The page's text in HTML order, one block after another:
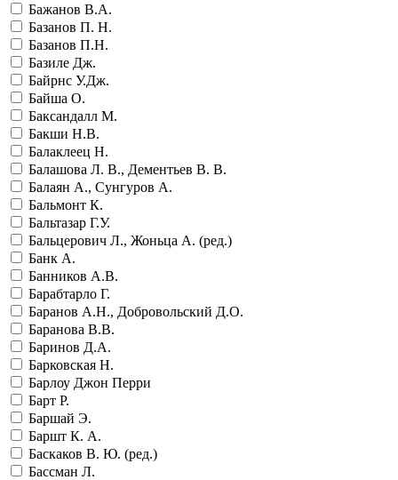
Бажанов В.А.
Базанов П. Н.
Базанов П.Н.
Базиле Дж.
Байрнс У.Дж.
Байша О.
Баксандалл М.
Бакши Н.В.
Балаклеец Н.
Балашова Л. В., Дементьев В. В.
Балаян А., Сунгуров А.
Бальмонт К.
Бальтазар Г.У.
Бальцерович Л., Жоньца А. (ред.)
Банк А.
Банников А.В.
Барабтарло Г.
Баранов А.Н., Добровольский Д.О.
Баранова В.В.
Баринов Д.А.
Барковская Н.
Барлоу Джон Перри
Барт Р.
Баршай Э.
Баршт К. А.
Баскаков В. Ю. (ред.)
Бассман Л.